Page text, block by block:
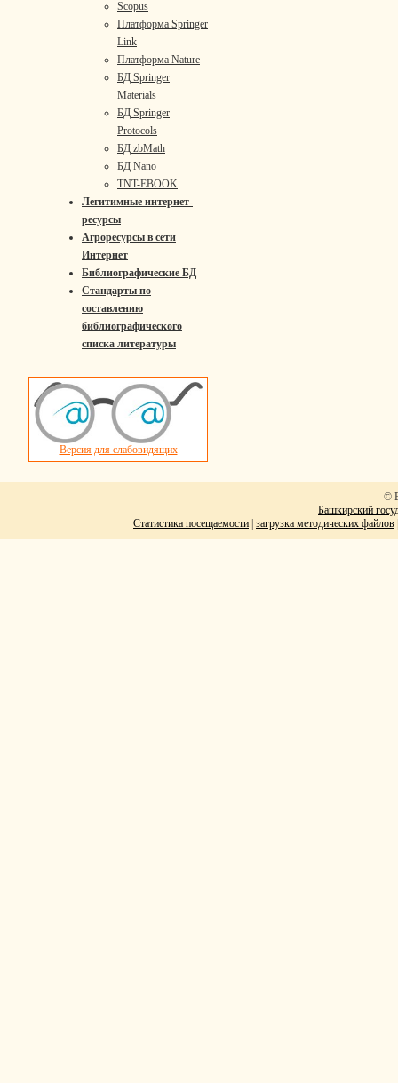
Scopus
Платформа Springer
Link
Платформа Nature
БД Springer
Materials
БД Springer
Protocols
БД zbMath
БД Nano
TNT-EBOOK
Легитимные интернет-
ресурсы
Агроресурсы в сети
Интернет
Библиографические БД
Стандарты по
составлению
библиографического
списка литературы
Версия для слабовидящих
©
Башкирский
Статистика посещаемости загрузка методических файлов